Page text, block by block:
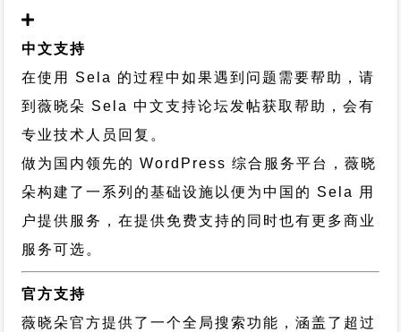
中文支持
在使用 Sela 的过程中如果遇到问题需要帮助，请
到薇晓朵 Sela 中文支持论坛发帖获取帮助，会有
专业技术人员回复。
做为国内领先的 WordPress 综合服务平台，薇晓
朵构建了一系列的基础设施以便为中国的 Sela 用
户提供服务，在提供免费支持的同时也有更多商业
服务可选。
官方支持
薇晓朵官方提供了一个全局搜索功能，涵盖了超过